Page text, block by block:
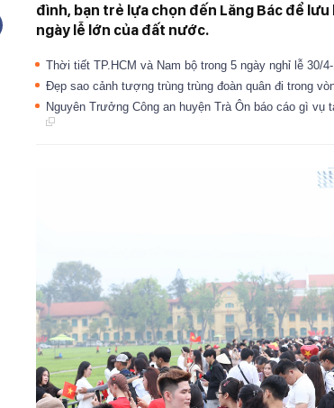
đình, bạn trẻ lựa chọn đến Lăng Bác để
ngày lễ lớn của đất nước.
Thời tiết TP.HCM và Nam bộ trong 5 ngày nghỉ lễ 30/
Đẹp sao cảnh tượng trùng trùng đoàn quân đi trong
Nguyên Trưởng Công an huyện Trà Ôn báo cáo gì vụ